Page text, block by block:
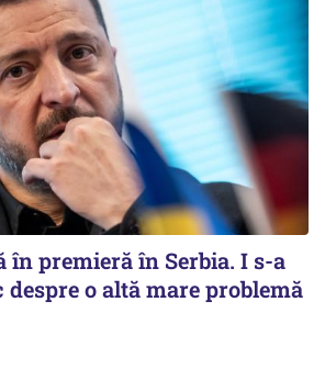
în premieră în Serbia. I s-a
o altă mare problemă